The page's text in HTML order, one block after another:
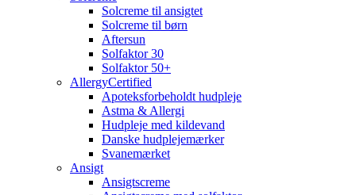
Solcreme til ansigtet
Solcreme til børn
Aftersun
Solfaktor 30
Solfaktor 50+
AllergyCertified
Apoteksforbeholdt hudpleje
Astma & Allergi
Hudpleje med kildevand
Danske hudplejemærker
Svanemærket
Ansigt
Ansigtscreme